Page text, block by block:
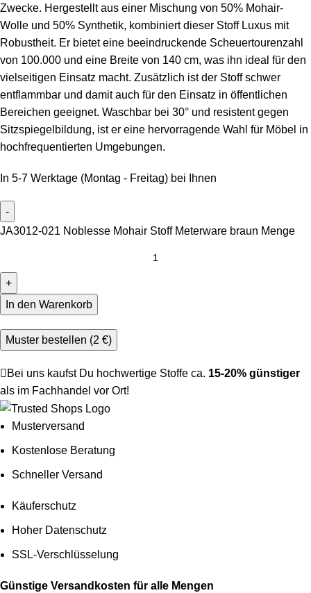
Zwecke. Hergestellt aus einer Mischung von 50% Mohair-
Wolle und 50% Synthetik, kombiniert dieser Stoff Luxus mit
Robustheit. Er bietet eine beeindruckende Scheuertourenzahl
von 100.000 und eine Breite von 140 cm, was ihn ideal für den
vielseitigen Einsatz macht. Zusätzlich ist der Stoff schwer
entflammbar und damit auch für den Einsatz in öffentlichen
Bereichen geeignet. Waschbar bei 30° und resistent gegen
Sitzspiegelbildung, ist er eine hervorragende Wahl für Möbel in
hochfrequentierten Umgebungen.
In 5-7 Werktage (Montag - Freitag) bei Ihnen
JA3012-021 Noblesse Mohair Stoff Meterware braun Menge
In den Warenkorb
Muster bestellen (2 €)
Bei uns kaufst Du hochwertige Stoffe ca. 15-20% günstiger
als im Fachhandel vor Ort!
Musterversand
Kostenlose Beratung
Schneller Versand
Käuferschutz
Hoher Datenschutz
SSL-Verschlüsselung
Günstige Versandkosten für alle Mengen